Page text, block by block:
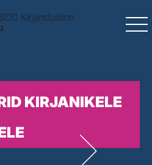
KIRJANIKELE